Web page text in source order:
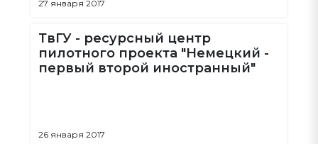
27 января 2017
ТвГУ - ресурсный центр
пилотного проекта "Немецкий -
первый второй иностранный"
26 января 2017